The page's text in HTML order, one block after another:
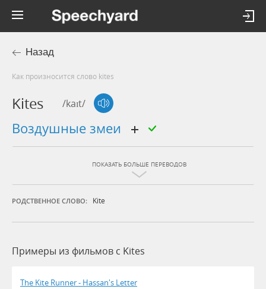
Назад
Как произносится слово kites
Kites /kaɪt/
воздушные змеи
ПОКАЗАТЬ БОЛЬШЕ ПЕРЕВОДОВ
РОДСТВЕННОЕ СЛОВО: Kite
Примеры из фильмов c Kites
The Kite Runner - Hassan's Letter